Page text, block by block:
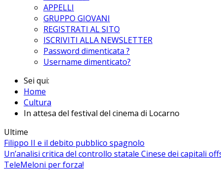
APPELLI
GRUPPO GIOVANI
REGISTRATI AL SITO
ISCRIVITI ALLA NEWSLETTER
Password dimenticata ?
Username dimenticato?
Sei qui:
Home
Cultura
In attesa del festival del cinema di Locarno
Ultime
Filippo II e il debito pubblico spagnolo
Un’analisi critica del controllo statale Cinese dei capitali
TeleMeloni per forza!